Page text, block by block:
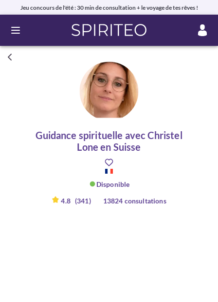
Jeu concours de l'été : 30 min de consultation + le voyage de tes rêves !
Ouvrir le menu
Guidance spirituelle avec Christel
Lone en Suisse
Disponible
4.8 (341) 13824 consultations